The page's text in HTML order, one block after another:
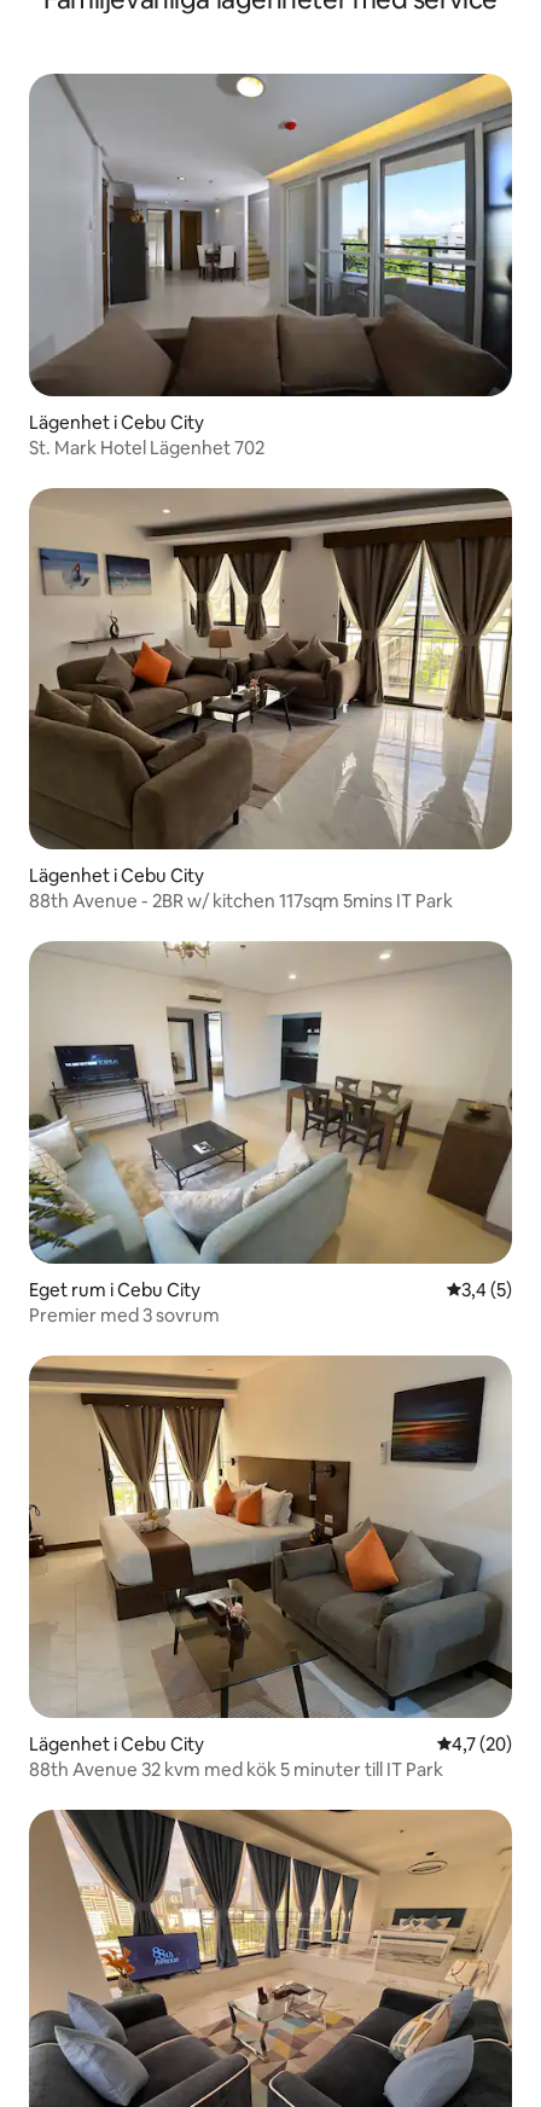
Lägenhet i Cebu City
St. Mark Hotel Lägenhet 702
Lägenhet i Cebu City
88th Avenue - 2BR w/ kitchen 117sqm 5mins IT Park
Eget rum i Cebu City 3,4 av 5 i
3,4 (5)
Premier med 3 sovrum
Lägenhet i Cebu City 4,7 av 5 i
4,7 (20)
88th Avenue 32 kvm med kök 5 minuter till IT Park